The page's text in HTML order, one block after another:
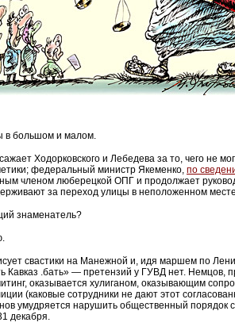
в большом и малом.
Ходорковского и Лебедева за то, чего не
федеральный министр Якеменко, по
членом люберецкой ОПГ и продолжает
за переход улицы в неположенном
знаменатель?
свастики на Манежной и, идя маршем по
Кавказ .бать» — претензий у ГУВД нет. Немцов,
оказывается хулиганом, оказывающим
(каковые сотрудники не дают этот
умудряется нарушить общественный порядок
декабря.